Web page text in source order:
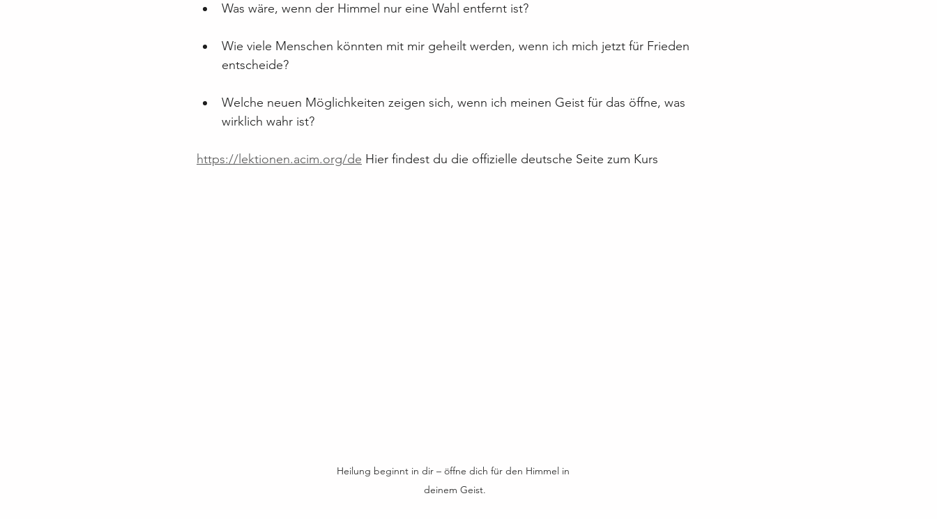
Was wäre, wenn der Himmel nur eine Wahl entfernt ist?
Wie viele Menschen könnten mit mir geheilt werden, wenn ich mich jetzt für Frieden
entscheide?
Welche neuen Möglichkeiten zeigen sich, wenn ich meinen Geist für das öffne, was
wirklich wahr ist?
https://lektionen.acim.org/de Hier findest du die offizielle deutsche Seite zum Kurs
Heilung beginnt in dir – öffne dich für den Himmel in
deinem Geist.